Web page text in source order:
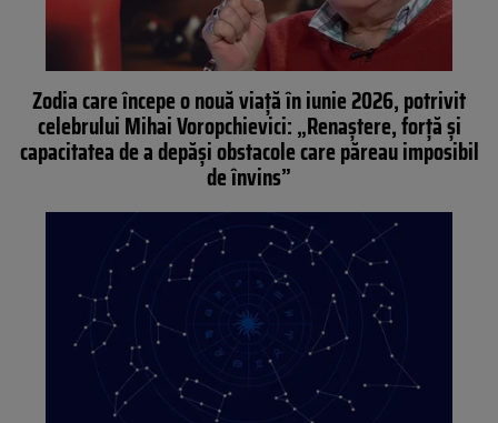
Zodia care începe o nouă viață în iunie 2026, potrivit
celebrului Mihai Voropchievici: „Renaștere, forță și
capacitatea de a depăși obstacole care păreau imposibil
de învins”